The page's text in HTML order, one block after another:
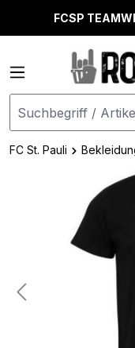
springen
FCSP
FC St. Pauli
Bildergalerie